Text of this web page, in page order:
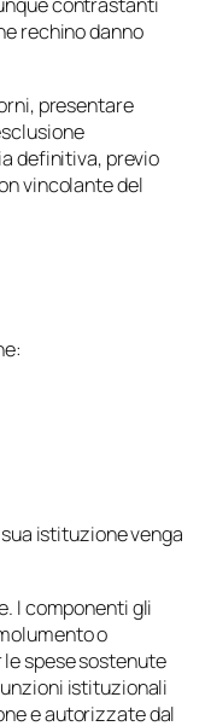
contrastanti
rechino danno
presentare
definitiva, previo
vincolante del
istituzione venga
I componenti gli
o
spese sostenute
istituzionali
e autorizzate dal